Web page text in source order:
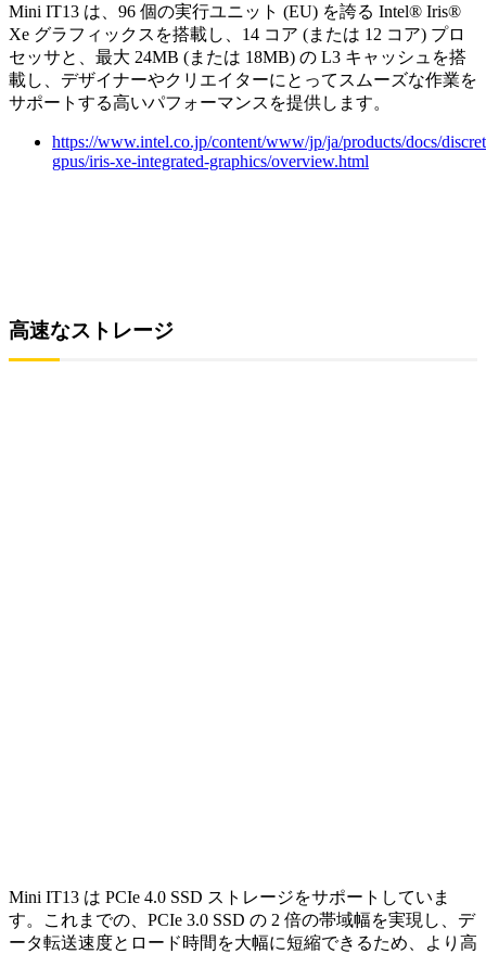
Mini IT13 は、96 個の実行ユニット (EU) を誇る Intel® Iris®
Xe グラフィックスを搭載し、14 コア (または 12 コア) プロ
セッサと、最大 24MB (または 18MB) の L3 キャッシュを搭
載し、デザイナーやクリエイターにとってスムーズな作業を
サポートする高いパフォーマンスを提供します。
https://www.intel.co.jp/content/www/jp/ja/products/docs/
gpus/iris-xe-integrated-graphics/overview.html
高速なストレージ
Mini IT13 は PCIe 4.0 SSD ストレージをサポートしていま
す。これまでの、PCIe 3.0 SSD の 2 倍の帯域幅を実現し、デ
ータ転送速度とロード時間を大幅に短縮できるため、より高